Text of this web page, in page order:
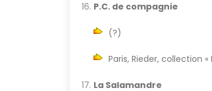
P.C. de compagnie
(?)
Paris, Rieder, collection
La Salamandre